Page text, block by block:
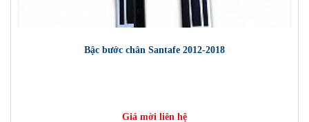
Bậc bước chân Santafe 2012-2018
Giá mời liên hệ